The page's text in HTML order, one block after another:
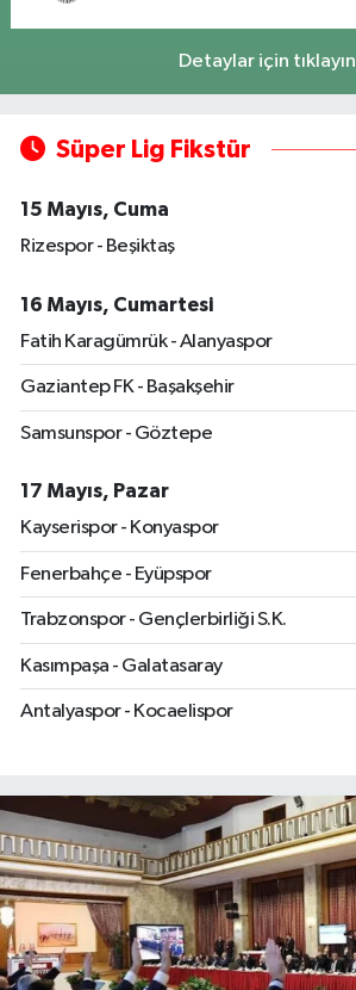
Detaylar için tıklayın
Süper Lig Fikstür
15 Mayıs, Cuma
Rizespor - Beşiktaş
16 Mayıs, Cumartesi
Fatih Karagümrük - Alanyaspor
Gaziantep FK - Başakşehir
Samsunspor - Göztepe
17 Mayıs, Pazar
Kayserispor - Konyaspor
Fenerbahçe - Eyüpspor
Trabzonspor - Gençlerbirliği S.K.
Kasımpaşa - Galatasaray
Antalyaspor - Kocaelispor